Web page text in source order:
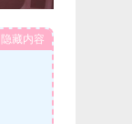
隐藏内容